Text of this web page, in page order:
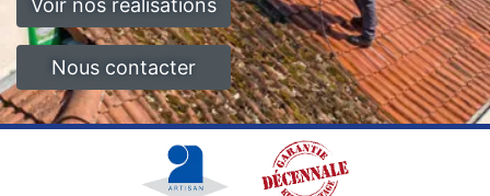
Voir nos réalisations
Nous contacter